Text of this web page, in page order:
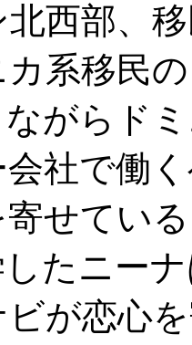
西部、
系移民
がらド
社で働
せてい
たニー
ビが恋心